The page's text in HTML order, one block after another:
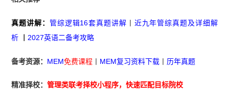
真题讲解： 管综逻辑16套真题讲解
近九年管综真题及详细解
析
2027英语二备考攻略
备考资源： MEM免费课程 丨 MEM复习资料下载 丨 历年真题
精准择校：管理类联考择校小程序，快速匹配目标院校